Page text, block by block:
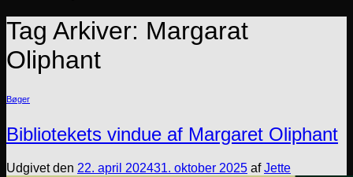
Tag Arkiver: Margarat
Oliphant
Bøger
Bibliotekets vindue af Margaret Oliphant
Udgivet den 22. april 202431. oktober 2025 afJette